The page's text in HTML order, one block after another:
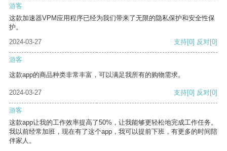
游客
这款加速器VPM应用程序已经为我们带来了无限的隐私保护和安全性保
护。
2024-03-27
支持[0] 反对[0]
游客
这款app的商品种类非常丰富，可以满足我所有的购物需求。
2024-03-27 支持[0] 反对[0]
游客
这款app让我的工作效率提高了50%，让我能够更轻松地完成工作任务。
我以前经常加班，现在有了这个app，我可以提前下班，有更多的时间陪
伴家人。